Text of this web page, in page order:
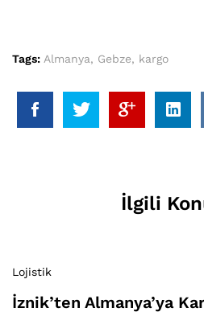
Tags: Almanya, Gebze, kargo
İlgili
Lojistik
İznik’ten Almanya’ya